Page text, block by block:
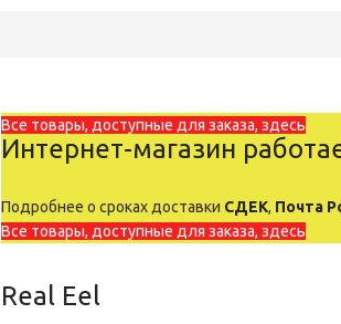
Все товары, доступные для заказа, здесь
Интернет-магазин
Подробнее о сроках доставки СДЕК, Почта
Все товары, доступные для заказа, здесь
Real Eel